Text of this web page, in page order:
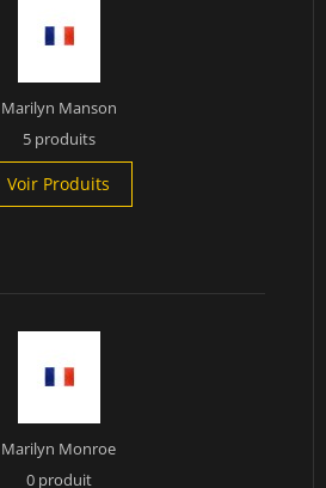
Marilyn Manson
5 produits
Voir Produits
Marilyn Monroe
0 produit